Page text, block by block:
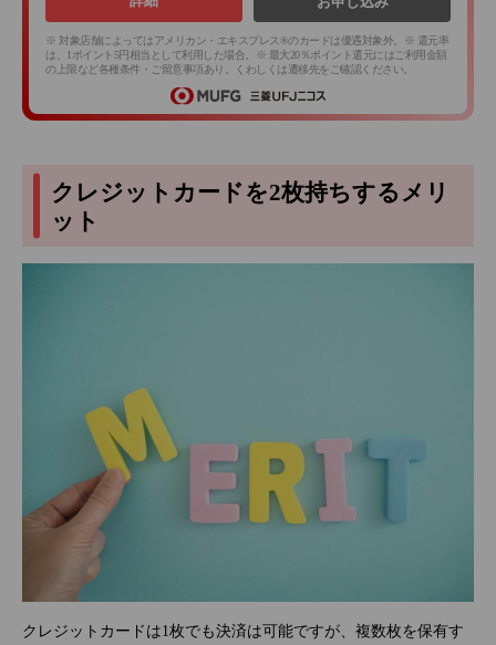
※ 対象店舗によってはアメリカン・エキスプレス®のカードは優遇対象外。※ 還元率
は、1ポイント5円相当として利用した場合。※ 最大20％ポイント還元にはご利用金額
の上限など各種条件・ご留意事項あり。くわしくは遷移先をご確認ください。
クレジットカードを2枚持ちするメリ
ット
クレジットカードは1枚でも決済は可能ですが、複数枚を保有す